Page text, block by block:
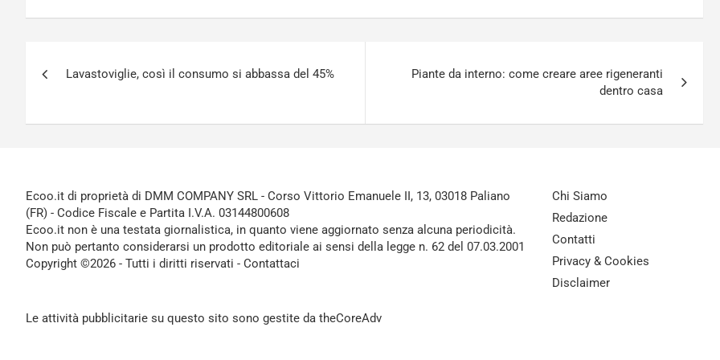
Lavastoviglie, così il consumo si abbassa del 45%
Piante da interno: come creare aree rigeneranti
dentro casa
Ecoo.it di proprietà di DMM COMPANY SRL - Corso Vittorio Emanuele II, 13, 03018 Paliano
(FR) - Codice Fiscale e Partita I.V.A. 03144800608
Ecoo.it non è una testata giornalistica, in quanto viene aggiornato senza alcuna periodicità.
Non può pertanto considerarsi un prodotto editoriale ai sensi della legge n. 62 del 07.03.2001
Copyright ©2026 - Tutti i diritti riservati - Contattaci
Le attività pubblicitarie su questo sito sono gestite da theCoreAdv
Chi Siamo
Redazione
Contatti
Privacy & Cookies
Disclaimer